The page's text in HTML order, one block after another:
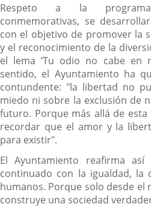
Respeto a la
conmemorativas, se
con el objetivo de promover la
y el reconocimiento de la
el lema ‘Tu odio no cabe en
sentido, el Ayuntamiento ha
contundente: "la libertad no
miedo ni sobre la exclusión de
futuro. Porque más allá de
recordar que el amor y la
para existir".
El Ayuntamiento reafirma
continuado con la igualdad, la
humanos. Porque solo desde el
construye una sociedad